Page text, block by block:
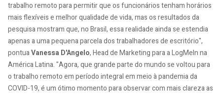
trabalho remoto para permitir que os funcionários tenham horários
mais flexíveis e melhor qualidade de vida, mas os resultados da
pesquisa mostram que, no Brasil, essa realidade ainda se estendia
apenas a uma pequena parcela dos trabalhadores de escritório",
pontuaVanessa D'Angelo, Head de Marketing para a LogMeIn na
América Latina. "Agora, que grande parte do mundo se voltou para
o trabalho remoto em período integral em meio à pandemia da
COVID-19, é um ótimo momento para observar com mais clareza as